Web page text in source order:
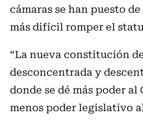
cámaras se han puesto
más difícil romper el
“La nueva constitución
desconcentrada y
donde se dé más poder al
menos poder legislativo